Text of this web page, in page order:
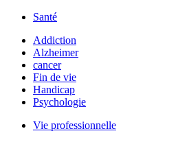
Santé
Addiction
Alzheimer
cancer
Fin de vie
Handicap
Psychologie
Vie professionnelle